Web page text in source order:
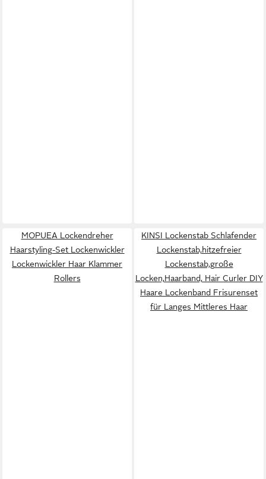
MOPUEA Lockendreher
Haarstyling-Set Lockenwickler
Lockenwickler Haar Klammer
Rollers
KINSI Lockenstab Schlafender
Lockenstab,hitzefreier
Lockenstab,große
Locken,Haarband, Hair Curler DIY
Haare Lockenband Frisurenset
für Langes Mittleres Haar